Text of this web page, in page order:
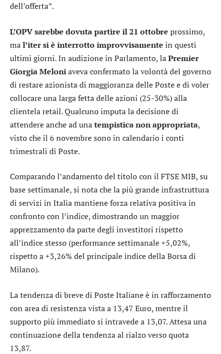
dell’offerta”.
L’OPVsarebbe dovuta partire il 21 ottobre prossimo,
mal’iter si è interrotto improvvisamente in questi
ultimi giorni. In audizione in Parlamento, laPremier
Giorgia Meloniaveva confermato la volontà del governo
di restare azionista di maggioranza delle Poste e di voler
collocare una larga fetta delle azioni (25-30%) alla
clientela retail. Qualcuno imputa la decisione di
attendere anche ad unatempistica non appropriata,
visto che il 6 novembre sono in calendario i conti
trimestrali di Poste.
Comparando l’andamento del titolo con il FTSE MIB, su
base settimanale, si nota che lapiù grande infrastruttura
di servizi in Italiamantiene forza relativa positiva in
confronto con l’indice, dimostrando un maggior
apprezzamento da parte degli investitori rispetto
all’indice stesso (performance settimanale +5,02%,
rispetto a +3,26% del principale indice della Borsa di
Milano).
La tendenza di breve di Poste Italianeè in rafforzamento
con area di resistenza vista a 13,47 Euro, mentre il
supporto più immediato si intravede a 13,07. Attesa una
continuazione della tendenza al rialzo verso quota
13,87.